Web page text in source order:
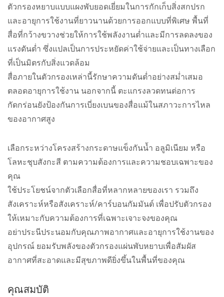
ตัวกรองหยาบแบบแผงพับยอดเยี่ยมในการกักเก็บสิ่งสกปรก
และอายุการใช้งานที่ยาวนานด้วยการออกแบบที่พิเศษ พื้นที่
สื่อที่กว้างขวางช่วยให้การใช้พลังงานต่ำและมีการลดลงของ
แรงดันต่ำ ซึ่งแปลเป็นการประหยัดค่าใช้จ่ายและเป็นทางเลือก
ที่เป็นมิตรกับสิ่งแวดล้อม
สื่อภายในตัวกรองเหล่านี้รักษาความดันต่ำอย่างสม่ำเสมอ
ตลอดอายุการใช้งาน นอกจากนี้ ตะแกรงลวดทนต่อการ
กัดกร่อนยังป้องกันการเบี่ยงเบนของสื่อแม้ในสภาวะการไหล
ของอากาศสูง
เลือกระหว่างโครงสร้างกระดาษแข็งกันน้ำ อลูมิเนียม หรือ
โลหะชุบสังกะสี ตามความต้องการและความชอบเฉพาะของ
คุณ
ใช้ประโยชน์จากตัวเลือกสื่อที่หลากหลายของเรา รวมถึง
สังเคราะห์หรือสังเคราะห์/คาร์บอนกัมมันต์ เพื่อปรับตัวกรอง
ให้เหมาะกับความต้องการที่เฉพาะเจาะจงของคุณ
อย่าประนีประนอมกับคุณภาพอากาศและอายุการใช้งานของ
อุปกรณ์ ยอมรับพลังของตัวกรองแผ่นพับหยาบเพื่อสัมผัส
อากาศที่สะอาดและมีสุขภาพดียิ่งขึ้นในพื้นที่ของคุณ
คุณสมบัติ